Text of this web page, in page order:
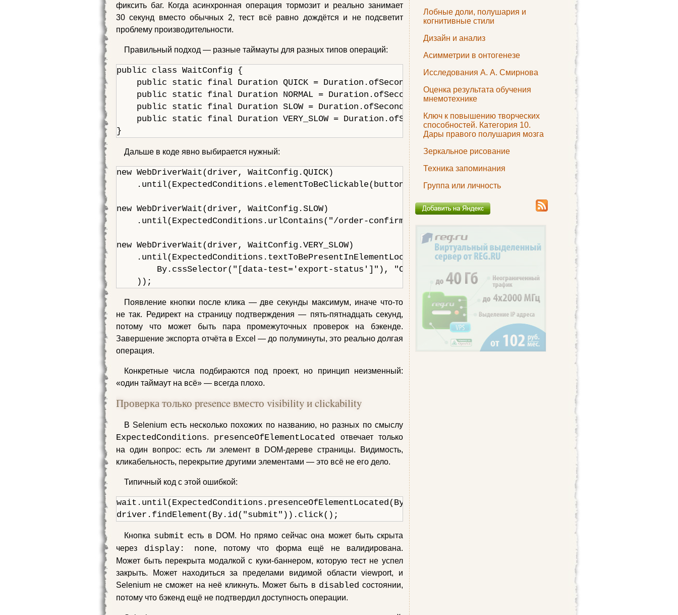
Лобные доли, полушария и
когнитивные стили
Дизайн и анализ
Асимметрии в онтогенезе
Исследования А. А. Смирнова
Оценка результата обучения
мнемотехнике
Ключ к повышению творческих
способностей. Категория 10.
Дары правого полушария мозга
Зеркальное рисование
Техника запоминания
Группа или личность
фиксить баг. Когда асинхронная операция тормозит и реально занимает
30 секунд вместо обычных 2, тест всё равно дождётся и не подсветит
проблему производительности.
Правильный подход — разные таймауты для разных типов операций:
public class WaitConfig {
    public static final Duration QUICK = Duration.ofSeconds(2);
    public static final Duration NORMAL = Duration.ofSeconds(5);
    public static final Duration SLOW = Duration.ofSeconds(15);
    public static final Duration VERY_SLOW = Duration.ofSeconds(30);
}
Дальше в коде явно выбирается нужный:
new WebDriverWait(driver, WaitConfig.QUICK)
    .until(ExpectedConditions.elementToBeClickable(buttonLocator));
new WebDriverWait(driver, WaitConfig.SLOW)
    .until(ExpectedConditions.urlContains("/order-confirmation"));
new WebDriverWait(driver, WaitConfig.VERY_SLOW)
    .until(ExpectedConditions.textToBePresentInElementLocated(
        By.cssSelector("[data-test='export-status']"), "Completed"
    ));
Появление кнопки после клика — две секунды максимум, иначе что‑то
не так. Редирект на страницу подтверждения — пять‑пятнадцать секунд,
потому что может быть пара промежуточных проверок на бэкенде.
Завершение экспорта отчёта в Excel — до полуминуты, это реально долгая
операция.
Конкретные числа подбираются под проект, но принцип неизменный:
«один таймаут на всё» — всегда плохо.
Проверка только presence вместо visibility и clickability
В Selenium есть несколько похожих по названию, но разных по смыслу
ExpectedConditions. presenceOfElementLocated отвечает только
на один вопрос: есть ли элемент в DOM‑дереве страницы. Видимость,
кликабельность, перекрытие другими элементами — это всё не его дело.
Типичный код с этой ошибкой:
wait.until(ExpectedConditions.presenceOfElementLocated(By.id("submit")));
driver.findElement(By.id("submit")).click();
Кнопка submit есть в DOM. Но прямо сейчас она может быть скрыта
через display: none, потому что форма ещё не валидирована.
Может быть перекрыта модалкой с куки‑баннером, которую тест не успел
закрыть. Может находиться за пределами видимой области viewport, и
Selenium не сможет на неё кликнуть. Может быть в disabled состоянии,
потому что бэкенд ещё не подтвердил доступность операции.